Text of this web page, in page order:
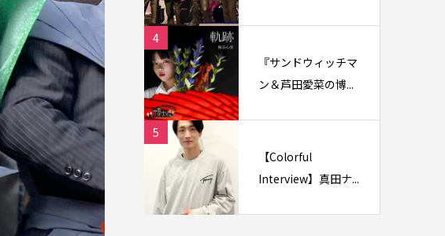
4
『サンドウィッチマ
ン＆芦田愛菜の博...
5
【Colorful
Interview】真田ナ...